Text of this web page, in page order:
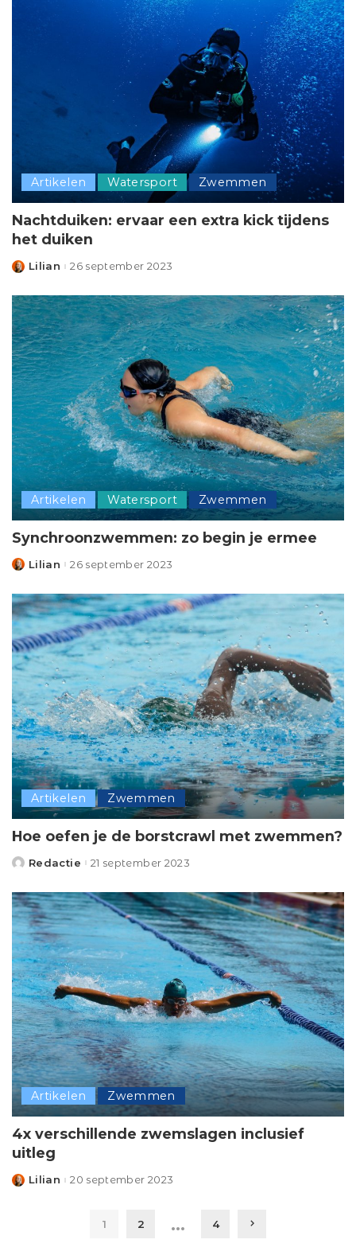
Artikelen Watersport Zwemmen
Nachtduiken: ervaar een extra kick tijdens
het duiken
Posted
Lilian 26 september 2023
Artikelen Watersport Zwemmen
Synchroonzwemmen: zo begin je ermee
Posted
Lilian 26 september 2023
Artikelen Zwemmen
Hoe oefen je de borstcrawl met zwemmen?
Posted
Redactie 21 september 2023
Artikelen Zwemmen
4x verschillende zwemslagen inclusief
uitleg
Posted
Lilian 20 september 2023
1 2 … 4